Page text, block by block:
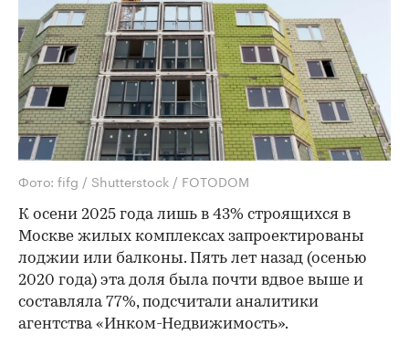
Фото: fifg / Shutterstock / FOTODOM
К осени 2025 года лишь в 43% строящихся в
Москве жилых комплексах запроектированы
лоджии или балконы. Пять лет назад (осенью
2020 года) эта доля была почти вдвое выше и
составляла 77%, подсчитали аналитики
агентства «Инком-Недвижимость».